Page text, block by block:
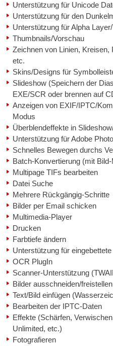
Unterstützung für Unicode
Unterstützung für den
Unterstützung für Alpha
Thumbnails/Vorschau
Zeichnen von Linien,
etc.
Skins/Designs für
Slideshow (Speichern der
EXE/SCR oder brennen auf
Anzeigen von EXIF/IPTC/
Modus
Überblendeffekte in
Unterstützung für Adobe
Schnelles Bewegen durchs
Batch-Konvertierung (mit
Multipage TIFs bearbeiten
Datei Suche
Mehrere Rückgängig-Schritte
Bilder per Email schicken
Multimedia-Player
Drucken
Farbtiefe ändern
Unterstützung für
OCR PlugIn
Scanner-Unterstützung
Bilder ausschneiden/freistellen
Text/Bild einfügen
Bearbeiten der IPTC-Daten
Effekte (Schärfen,
Unlimited, etc.)
Fotografieren